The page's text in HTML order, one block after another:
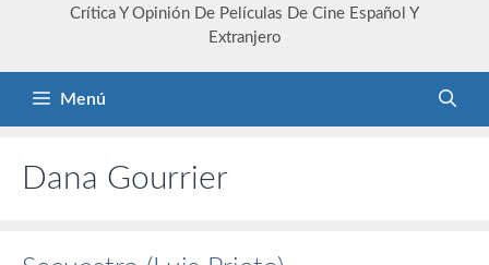
Crítica Y Opinión De Películas De Cine Español Y
Extranjero
Menú
Dana Gourrier